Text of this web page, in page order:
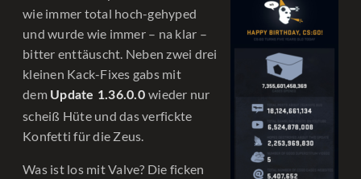
wie immer total hoch-gehyped
und wurde wie immer – na klar –
bitter enttäuscht. Neben zwei drei
kleinen Kack-Fixes gabs mit
dem Update 1.36.0.0 wieder nur
scheiß Hüte und das verfickte
Konfetti für die Zeus.
Was ist los mit Valve? Die ficken